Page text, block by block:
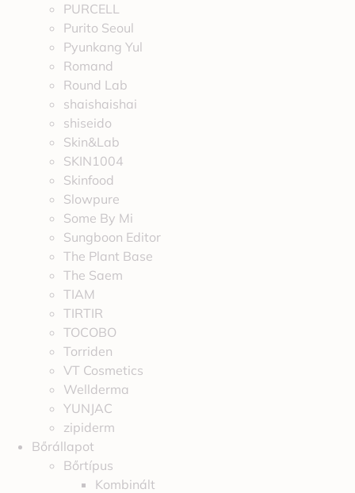
PURCELL
Purito Seoul
Pyunkang Yul
Romand
Round Lab
shaishaishai
shiseido
Skin&Lab
SKIN1004
Skinfood
Slowpure
Some By Mi
Sungboon Editor
The Plant Base
The Saem
TIAM
TIRTIR
TOCOBO
Torriden
VT Cosmetics
Wellderma
YUNJAC
zipiderm
Bőrállapot
Bőrtípus
Kombinált